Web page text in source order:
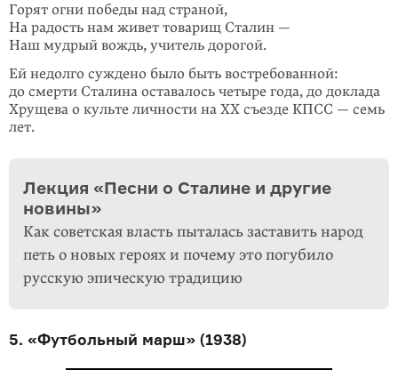
Горят огни победы над страной,
На радость нам живет товарищ Сталин —
Наш мудрый вождь, учитель дорогой.
Ей недолго суждено было быть востребован­ной:
до смерти Сталина оставалось четыре года, до доклада
Хрущева о культе личности на XX съезде КПСС — семь
лет.
Лекция «Песни о Сталине и другие
новины»
Как советская власть пыталась заставить народ
петь о новых героях и почему это погубило
русскую эпическую традицию
5. «Футбольный марш» (1938)